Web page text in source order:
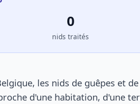
0
nids traités
les nids de guêpes et
d'une habitation, d'une